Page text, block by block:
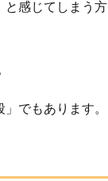
と感じてしまう方
でもあります。